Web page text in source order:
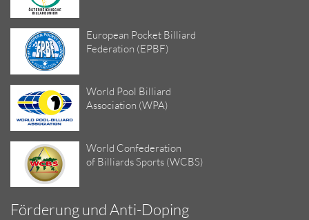
European Pocket Billiard
Federation (EPBF)
World Pool Billiard
Association (WPA)
World Confederation
of Billiards Sports (WCBS)
Förderung und Anti-Doping